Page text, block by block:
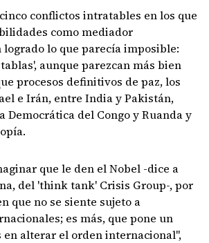
conflictos intratables en los que
como mediador
lo que parecía imposible:
aunque parezcan más bien
procesos definitivos de paz, los
e Irán, entre India y Pakistán,
Democrática del Congo y Ruanda y
que le den el Nobel -dice a
del 'think tank' Crisis Group-, por
que no se siente sujeto a
es más, que pone un
alterar el orden internacional",